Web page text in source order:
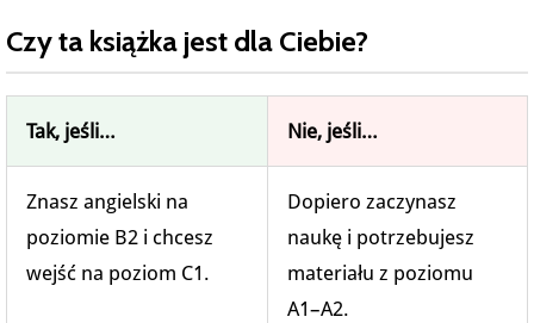
Czy ta książka jest dla Ciebie?
Tak, jeśli… Nie, jeśli…
Znasz angielski na
poziomie B2 i chcesz
wejść na poziom C1.
Dopiero zaczynasz
naukę i potrzebujesz
materiału z poziomu
A1–A2.